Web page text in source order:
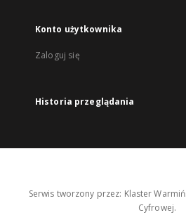
Konto użytkownika
Zaloguj się
Historia przeglądania
Serwis tworzony przez: Klaster
Cyfrowej.